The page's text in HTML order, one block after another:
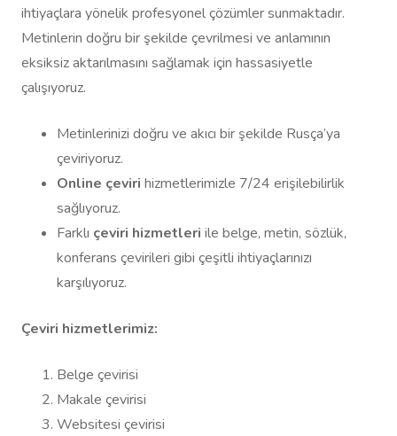
ihtiyaçlara yönelik profesyonel çözümler sunmaktadır.
Metinlerin doğru bir şekilde çevrilmesi ve anlamının
eksiksiz aktarılmasını sağlamak için hassasiyetle
çalışıyoruz.
Metinlerinizi doğru ve akıcı bir şekilde Rusça’ya
çeviriyoruz.
Online çeviri hizmetlerimizle 7/24 erişilebilirlik
sağlıyoruz.
Farklı çeviri hizmetleri ile belge, metin, sözlük,
konferans çevirileri gibi çeşitli ihtiyaçlarınızı
karşılıyoruz.
Çeviri hizmetlerimiz:
Belge çevirisi
Makale çevirisi
Websitesi çevirisi